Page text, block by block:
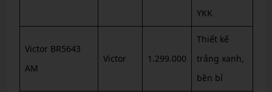
YKK
Victor BR5643
AM
Victor 1.299.000
Thiết kế
trắng xanh,
bền bỉ